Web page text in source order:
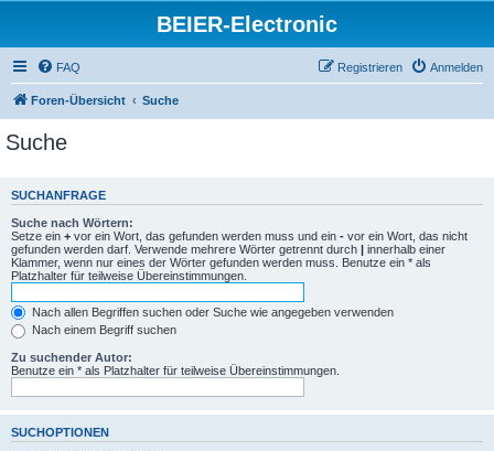
BEIER-Electronic
FAQ Anmelden
Registrieren
Foren-Übersicht Suche
Suche
SUCHANFRAGE
Suche nach Wörtern:
Setze ein + vor ein Wort, das gefunden werden muss und ein - vor ein Wort, das nicht
gefunden werden darf. Verwende mehrere Wörter getrennt durch | innerhalb einer
Klammer, wenn nur eines der Wörter gefunden werden muss. Benutze ein * als
Platzhalter für teilweise Übereinstimmungen.
Nach allen Begriffen suchen oder Suche wie angegeben verwenden
Nach einem Begriff suchen
Zu suchender Autor:
Benutze ein * als Platzhalter für teilweise Übereinstimmungen.
SUCHOPTIONEN